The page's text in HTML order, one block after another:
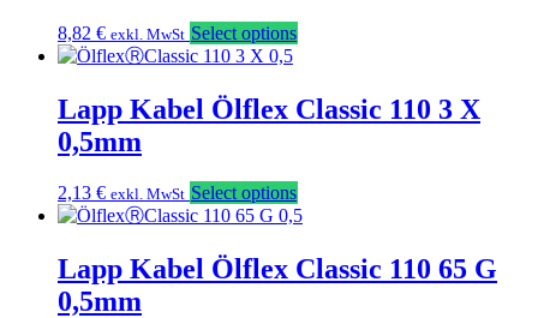
8,82 € exkl. MwSt Select options
Lapp Kabel Ölflex Classic 110 3 X
0,5mm
2,13 € exkl. MwSt Select options
Lapp Kabel Ölflex Classic 110 65 G
0,5mm